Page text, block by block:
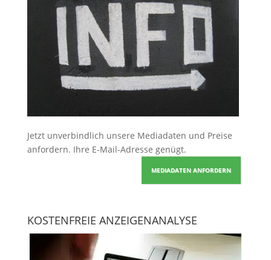
Jetzt unverbindlich unsere Mediadaten und Preise
anfordern. Ihre E-Mail-Adresse genügt.
MEDIADATEN ANFORDERN
KOSTENFREIE ANZEIGENANALYSE